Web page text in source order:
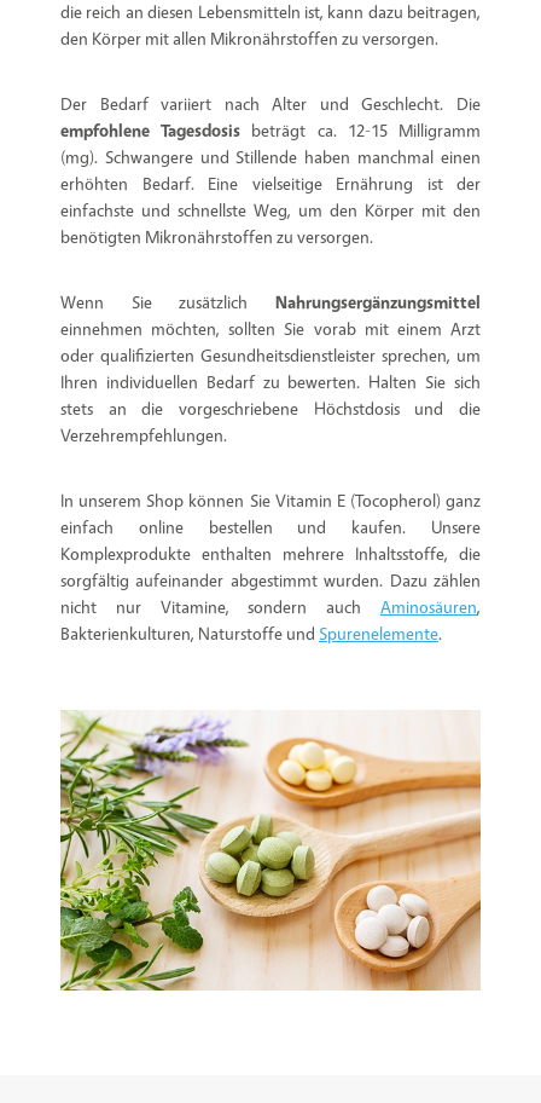
die reich an diesen Lebensmitteln ist, kann dazu beitragen,
den Körper mit allen Mikronährstoffen zu versorgen.
Der Bedarf variiert nach Alter und Geschlecht. Die
empfohlene Tagesdosis beträgt ca. 12-15 Milligramm
(mg). Schwangere und Stillende haben manchmal einen
erhöhten Bedarf. Eine vielseitige Ernährung ist der
einfachste und schnellste Weg, um den Körper mit den
benötigten Mikronährstoffen zu versorgen.
Wenn Sie zusätzlich Nahrungsergänzungsmittel
einnehmen möchten, sollten Sie vorab mit einem Arzt
oder qualifizierten Gesundheitsdienstleister sprechen, um
Ihren individuellen Bedarf zu bewerten. Halten Sie sich
stets an die vorgeschriebene Höchstdosis und die
Verzehrempfehlungen.
In unserem Shop können Sie Vitamin E (Tocopherol) ganz
einfach online bestellen und kaufen. Unsere
Komplexprodukte enthalten mehrere Inhaltsstoffe, die
sorgfältig aufeinander abgestimmt wurden. Dazu zählen
nicht nur Vitamine, sondern auch Aminosäuren,
Bakterienkulturen, Naturstoffe und Spurenelemente.